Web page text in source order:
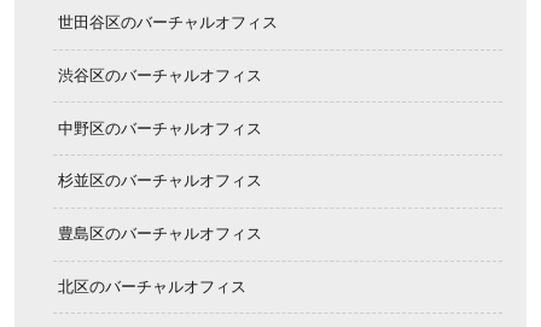
世田谷区のバーチャルオフィス
渋谷区のバーチャルオフィス
中野区のバーチャルオフィス
杉並区のバーチャルオフィス
豊島区のバーチャルオフィス
北区のバーチャルオフィス